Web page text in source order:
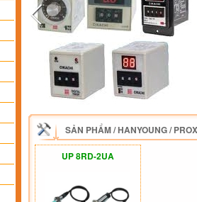
SẢN PHẨM/HANYOUNG/
UP 8RD-2UA